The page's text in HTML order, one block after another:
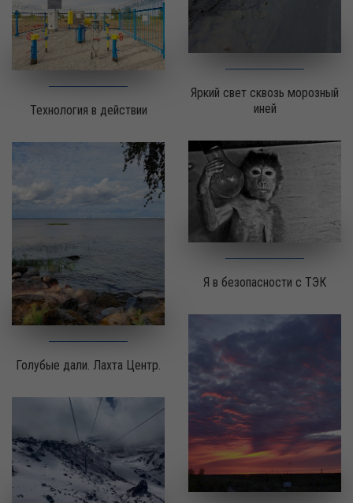
Яркий свет сквозь морозный
иней
Я в безопасности с ТЭК
Технология в действии
Голубые дали. Лахта Центр.